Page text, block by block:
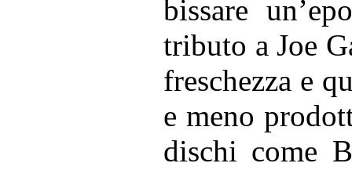
bissare
tributo a Joe
freschezza e
e meno
dischi come